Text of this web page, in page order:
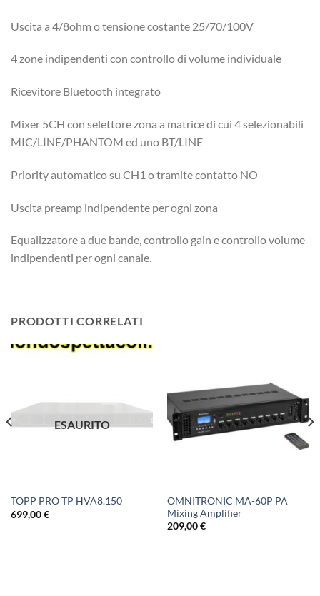
Uscita a 4/8ohm o tensione costante 25/70/100V
4 zone indipendenti con controllo di volume individuale
Ricevitore Bluetooth integrato
Mixer 5CH con selettore zona a matrice di cui 4 selezionabili
MIC/LINE/PHANTOM ed uno BT/LINE
Priority automatico su CH1 o tramite contatto NO
Uscita preamp indipendente per ogni zona
Equalizzatore a due bande, controllo gain e controllo volume
indipendenti per ogni canale.
PRODOTTI CORRELATI
ESAURITO
TOPP PRO TP HVA8.150
699,00€
OMNITRONIC MA-60P PA
Mixing Amplifier
209,00€